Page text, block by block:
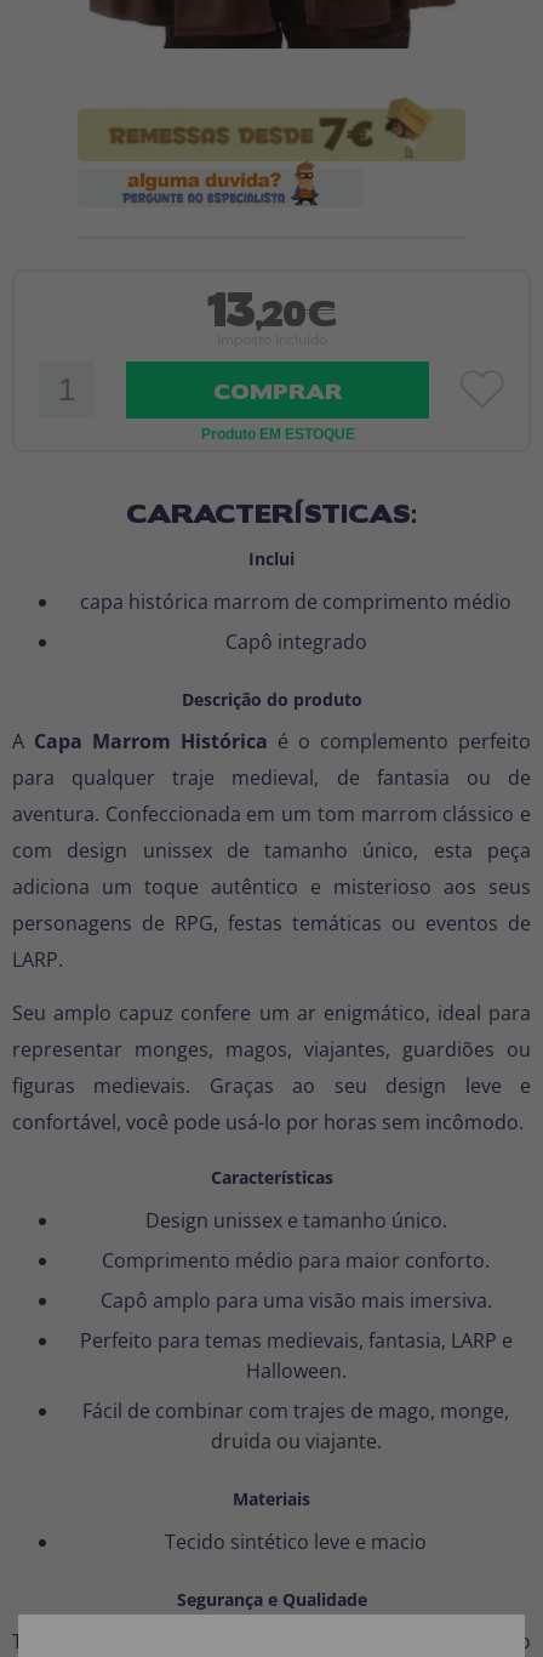
13,20€
COMPRAR
Produto EM ESTOQUE
CARACTERÍSTICAS:
Inclui
capa histórica marrom de comprimento médio
Capô integrado
Descrição do produto
A Capa Marrom Histórica é o complemento perfeito
para qualquer traje medieval, de fantasia ou de
aventura. Confeccionada em um tom marrom clássico e
com design unissex de tamanho único, esta peça
adiciona um toque autêntico e misterioso aos seus
personagens de RPG, festas temáticas ou eventos de
LARP.
Seu amplo capuz confere um ar enigmático, ideal para
representar monges, magos, viajantes, guardiões ou
figuras medievais. Graças ao seu design leve e
confortável, você pode usá-lo por horas sem incômodo.
Características
Design unissex e tamanho único.
Comprimento médio para maior conforto.
Capô amplo para uma visão mais imersiva.
Perfeito para temas medievais, fantasia, LARP e
Halloween.
Fácil de combinar com trajes de mago, monge,
druida ou viajante.
Materiais
Tecido sintético leve e macio
Segurança e Qualidade
Todos os produtos Smiffys são fabricados de acordo